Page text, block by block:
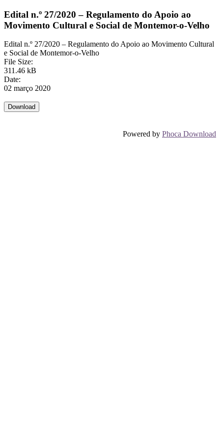
Edital n.º 27/2020 – Regulamento do Apoio ao
Movimento Cultural e Social de Montemor-o-Velho
Edital n.º 27/2020 – Regulamento do Apoio ao Movimento Cultural
e Social de Montemor-o-Velho
File Size:
311.46 kB
Date:
02 março 2020
Powered by Phoca Download